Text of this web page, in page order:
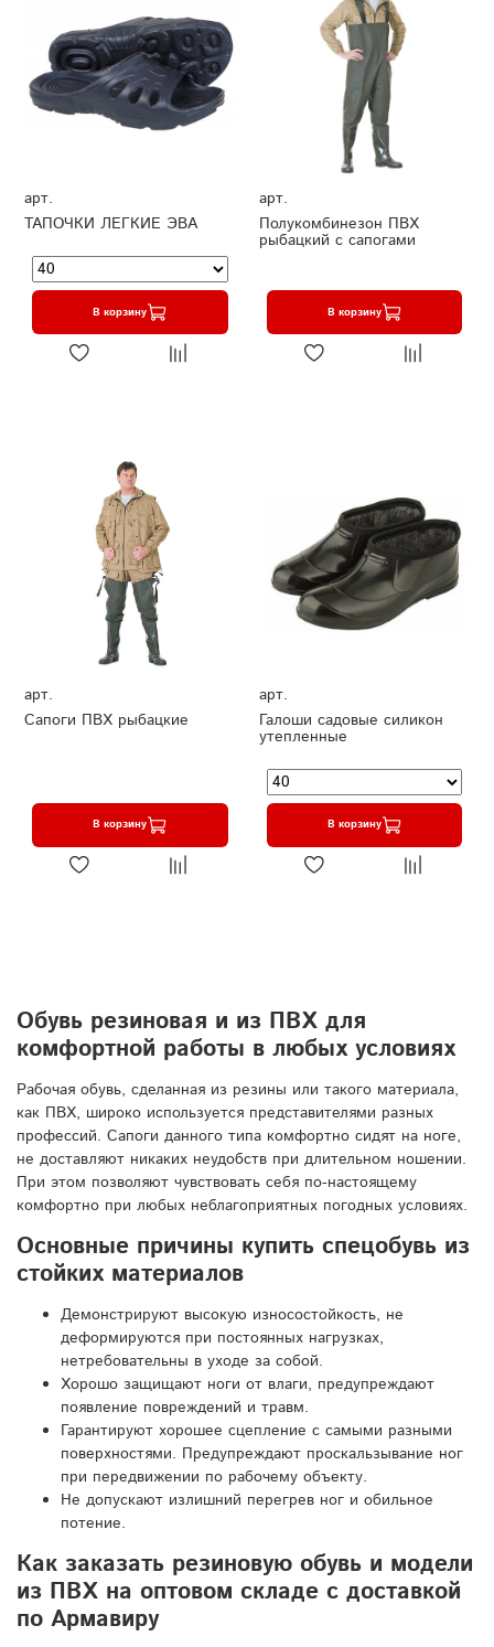
арт.
ТАПОЧКИ ЛЕГКИЕ ЭВА
В корзину
арт.
Полукомбинезон ПВХ
рыбацкий с сапогами
В корзину
арт.
Сапоги ПВХ рыбацкие
В корзину
арт.
Галоши садовые силикон
утепленные
В корзину
Обувь резиновая и из ПВХ для
комфортной работы в любых условиях
Рабочая обувь, сделанная из резины или такого материала,
как ПВХ, широко используется представителями разных
профессий. Сапоги данного типа комфортно сидят на ноге,
не доставляют никаких неудобств при длительном ношении.
При этом позволяют чувствовать себя по-настоящему
комфортно при любых неблагоприятных погодных условиях.
Основные причины купить спецобувь из
стойких материалов
Демонстрируют высокую износостойкость, не
деформируются при постоянных нагрузках,
нетребовательны в уходе за собой.
Хорошо защищают ноги от влаги, предупреждают
появление повреждений и травм.
Гарантируют хорошее сцепление с самыми разными
поверхностями. Предупреждают проскальзывание ног
при передвижении по рабочему объекту.
Не допускают излишний перегрев ног и обильное
потение.
Как заказать резиновую обувь и модели
из ПВХ на оптовом складе с доставкой
по Армавиру